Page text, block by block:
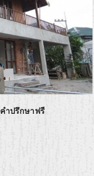
ำปรึกษาฟรี